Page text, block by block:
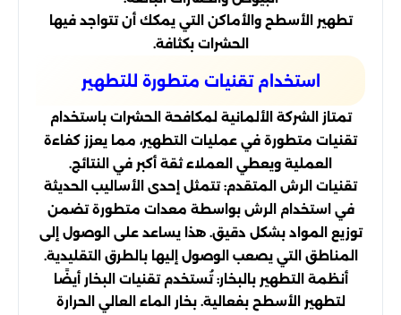
تطهير الأسطح والأماكن التي يمكك أن تتواجد فيها
الحشرات بكثافة.
استخدام تقنيات متطورة للتطهير
تمتاز الشركة الألمانية لمكافحة الحشرات باستخدام
تقنيات متطورة في عمليات التطهير، مما يعزز كفاءة
العملية ويعطي العملاء ثقة أكبر في النتائج.
تقنيات الرش المتقدم: تتمثل إحدى الأساليب الحديثة
في استخدام الرش بواسطة معدات متطورة تضمن
توزيع المواد بشكل دقيق. هذا يساعد على الوصول إلى
المناطق التي يصعب الوصول إليها بالطرق التقليدية.
أنظمة التطهير بالبخار: تُستخدم تقنيات البخار أيضًا
لتطهير الأسطح بفعالية. بخار الماء العالي الحرارة